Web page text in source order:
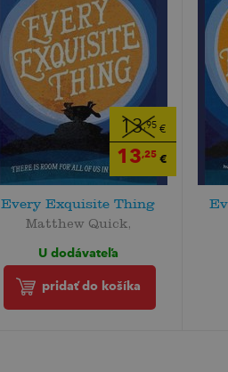
13,95 €
13,25 €
Every Exquisite Thing
Matthew Quick,
U dodávateľa
pridať do košíka